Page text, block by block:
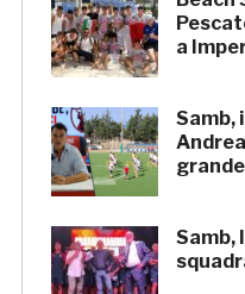
a
Samb,
Samb,